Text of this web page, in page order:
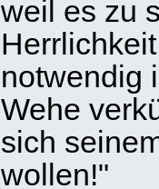
weil es zu
notwendig
Wehe
sich
wollen!"